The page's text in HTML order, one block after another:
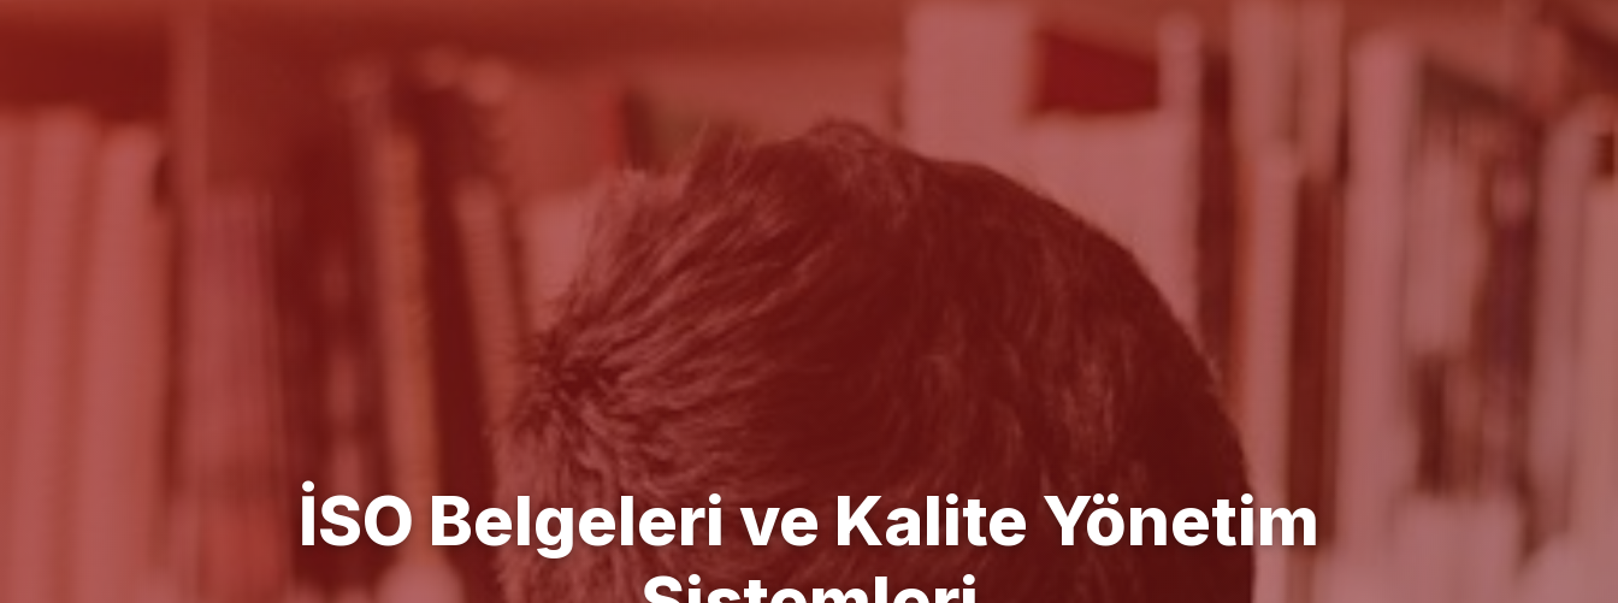
Kalite Yönetim Danışmanlığı